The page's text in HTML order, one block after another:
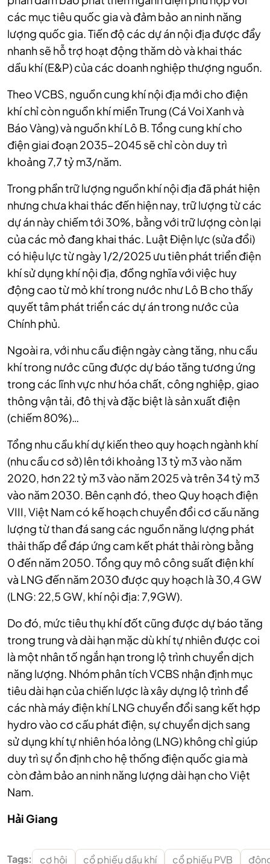
các mục tiêu quốc gia và đảm bảo an ninh năng
lượng quốc gia. Tiến độ các dự án nội địa được đẩy
nhanh sẽ hỗ trợ hoạt động thăm dò và khai thác
dầu khí (E&P) của các doanh nghiệp thượng nguồn.
Theo VCBS, nguồn cung khí nội địa mới cho điện
khí chỉ còn nguồn khí miền Trung (Cá Voi Xanh và
Báo Vàng) và nguồn khí Lô B. Tổng cung khí cho
điện giai đoạn 2035-2045 sẽ chỉ còn duy trì
khoảng 7,7 tỷ m3/năm.
Trong phần trữ lượng nguồn khí nội địa đã phát hiện
nhưng chưa khai thác đến hiện nay, trữ lượng từ các
dự án này chiếm tới 30%, bằng với trữ lượng còn lại
của các mỏ đang khai thác. Luật Điện lực (sửa đổi)
có hiệu lực từ ngày 1/2/2025 ưu tiên phát triển điện
khí sử dụng khí nội địa, đồng nghĩa với việc huy
động cao từ mỏ khí trong nước như Lô B cho thấy
quyết tâm phát triển các dự án trong nước của
Chính phủ.
Ngoài ra, với nhu cầu điện ngày càng tăng, nhu cầu
khí trong nước cũng được dự báo tăng tương ứng
trong các lĩnh vực như hóa chất, công nghiệp, giao
thông vận tải, đô thị và đặc biệt là sản xuất điện
(chiếm 80%)…
Tổng nhu cầu khí dự kiến theo quy hoạch ngành khí
(nhu cầu cơ sở) lên tới khoảng 13 tỷ m3 vào năm
2020, hơn 22 tỷ m3 vào năm 2025 và trên 34 tỷ m3
vào năm 2030. Bên cạnh đó, theo Quy hoạch điện
VIII, Việt Nam có kế hoạch chuyển đổi cơ cấu năng
lượng từ than đá sang các nguồn năng lượng phát
thải thấp để đáp ứng cam kết phát thải ròng bằng
0 đến năm 2050. Tổng quy mô công suất điện khí
và LNG đến năm 2030 được quy hoạch là 30,4 GW
(LNG: 22,5 GW, khí nội địa: 7,9GW).
Do đó, mức tiêu thụ khí đốt cũng được dự báo tăng
trong trung và dài hạn mặc dù khí tự nhiên được coi
là một nhân tố ngắn hạn trong lộ trình chuyển dịch
năng lượng. Nhóm phân tích VCBS nhận định mục
tiêu dài hạn của chiến lược là xây dựng lộ trình để
các nhà máy điện khí LNG chuyển đổi sang kết hợp
hydro vào cơ cấu phát điện, sự chuyển dịch sang
sử dụng khí tự nhiên hóa lỏng (LNG) không chỉ giúp
duy trì sự ổn định cho hệ thống điện quốc gia mà
còn đảm bảo an ninh năng lượng dài hạn cho Việt
Nam.
Hải Giang
Tags: cơ hội cổ phiếu dầu khí cổ phiếu PVB